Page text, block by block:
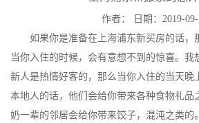
作者：
日期：2019-
如果你是准备在上海浦东新买房的话，
当你入住的时候，会有意想不到的惊喜。我
新人是热情好客的，那么当你入住的当天晚
本地人的话，他们会给你带来各种食物礼品
奶一辈的邻居会给你带来饺子，混沌之类的